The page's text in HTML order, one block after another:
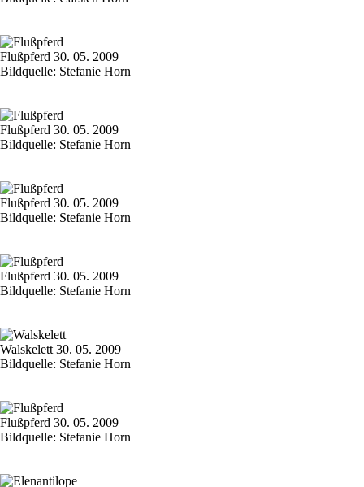
Flußpferd 30. 05. 2009
Bildquelle: Stefanie Horn
Flußpferd 30. 05. 2009
Bildquelle: Stefanie Horn
Flußpferd 30. 05. 2009
Bildquelle: Stefanie Horn
Flußpferd 30. 05. 2009
Bildquelle: Stefanie Horn
Walskelett 30. 05. 2009
Bildquelle: Stefanie Horn
Flußpferd 30. 05. 2009
Bildquelle: Stefanie Horn